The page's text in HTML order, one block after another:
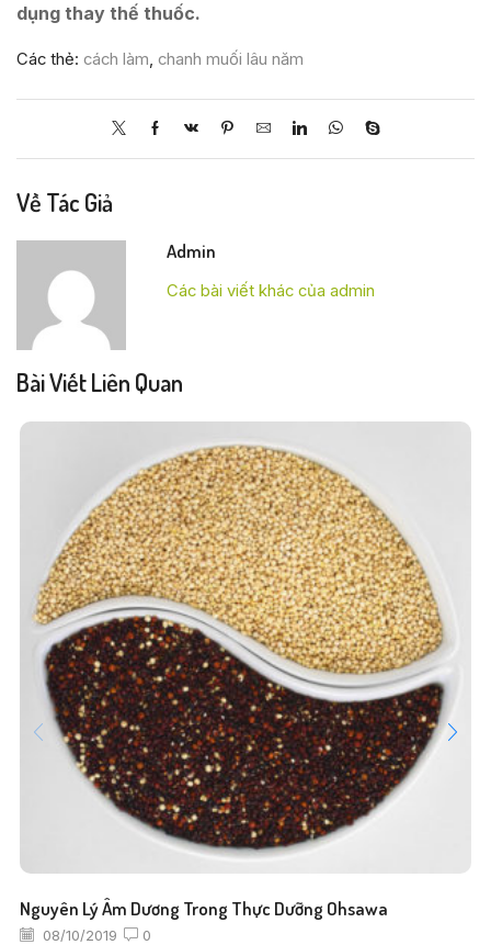
dụng thay thế thuốc.
Các thẻ: cách làm, chanh muối lâu năm
Về Tác Giả
Admin
Các bài viết khác của admin
Bài Viết Liên Quan
Nguyên Lý Âm Dương Trong Thực Dưỡng Ohsawa
08/10/2019 0